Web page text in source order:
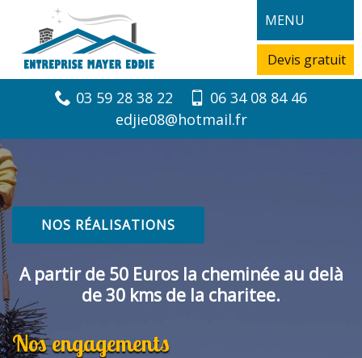
MENU
Devis gratuit
03 59 28 38 22
06 34 08 84 46
edjie08@hotmail.fr
NOS RÉALISATIONS
A partir de 50 Euros la cheminée au delà
de 30 kms de la charitee.
Nos engagements